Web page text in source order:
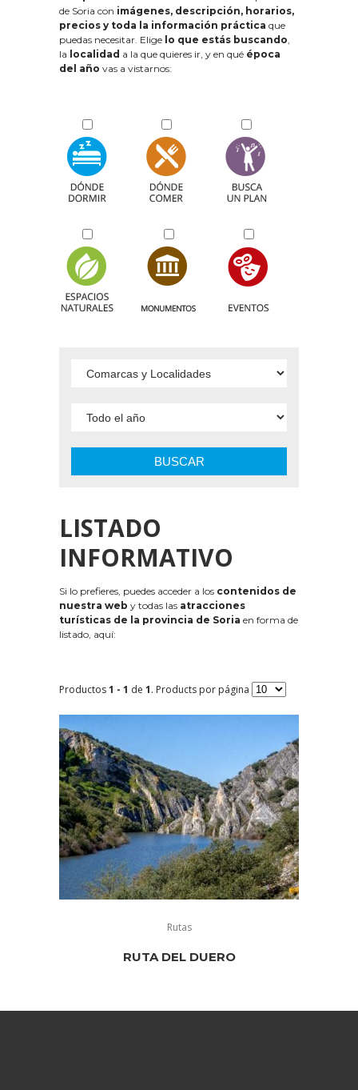
de Soria con imágenes, descripción, horarios,
precios y toda la información práctica que
puedas necesitar. Elige lo que estás buscando,
la localidad a la que quieres ir, y en qué época
del año vas a vistarnos:
BUSCAR
LISTADO
INFORMATIVO
Si lo prefieres, puedes acceder a los contenidos de
nuestra web y todas las atracciones
turísticas de la provincia de Soria en forma de
listado, aquí:
Productos1 - 1 de 1. Products por página
Rutas
RUTA DEL DUERO